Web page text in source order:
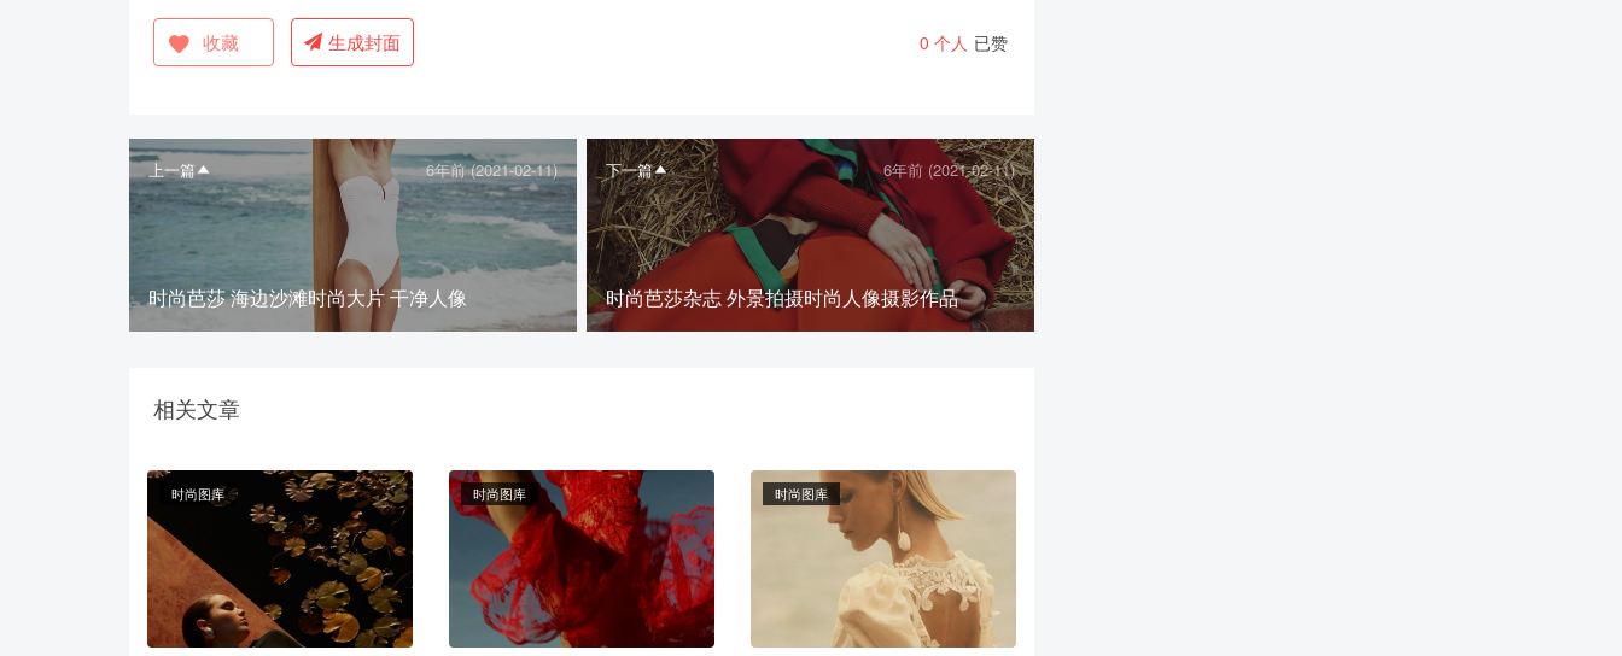
收藏 生成封面 分享到微博
0 个人 已赞
上一篇 6年前 (2021-02-11)
时尚芭莎 海边沙滩时尚大片 干净人像
下一篇 6年前 (2021-02-11)
时尚芭莎杂志 外景拍摄时尚人像摄影作品
相关文章
时尚图库 时尚图库 时尚图库